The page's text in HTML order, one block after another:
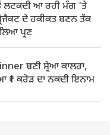
ਲਟਕਦੀ ਆ ਰਹੀ ਮੰਗ 'ਤੇ
ਦੇ ਹਕੀਕਤ ਬਣਨ ਤੱਕ
ਪ੍ਰਣ
ਬਣੀ ਸ਼੍ਰੇਆ ਕਾਲਰਾ,
₹1 ਕਰੋੜ ਦਾ ਨਕਦੀ ਇਨਾਮ